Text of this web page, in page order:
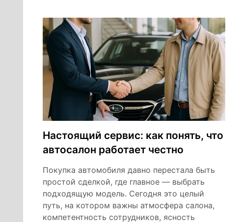
Настоящий сервис: как понять, что
автосалон работает честно
Покупка автомобиля давно перестала быть
простой сделкой, где главное — выбрать
подходящую модель. Сегодня это целый
путь, на котором важны атмосфера салона,
компетентность сотрудников, ясность